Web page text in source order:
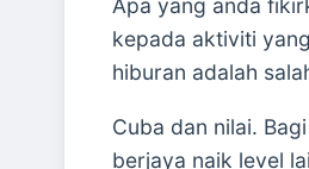
Apa yang anda
kepada aktiviti
hiburan adalah
Cuba dan nilai.
berjaya naik level